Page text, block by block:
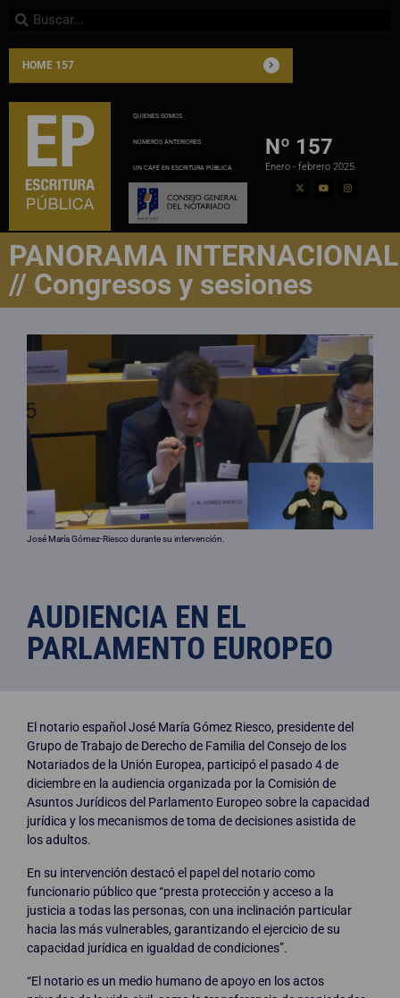
HOME 157
QUIENES SOMOS
NÚMEROS ANTERIORES
UN CAFÉ EN ESCRITURA PÚBLICA
Nº 157
Enero - febrero 2025
PANORAMA INTERNACIONAL
// Congresos y sesiones
José María Gómez-Riesco durante su intervención.
AUDIENCIA EN EL
PARLAMENTO EUROPEO
El notario español José María Gómez Riesco, presidente del
Grupo de Trabajo de Derecho de Familia del Consejo de los
Notariados de la Unión Europea, participó el pasado 4 de
diciembre en la audiencia organizada por la Comisión de
Asuntos Jurídicos del Parlamento Europeo sobre la capacidad
jurídica y los mecanismos de toma de decisiones asistida de
los adultos.
En su intervención destacó el papel del notario como
funcionario público que “presta protección y acceso a la
justicia a todas las personas, con una inclinación particular
hacia las más vulnerables, garantizando el ejercicio de su
capacidad jurídica en igualdad de condiciones”.
“El notario es un medio humano de apoyo en los actos